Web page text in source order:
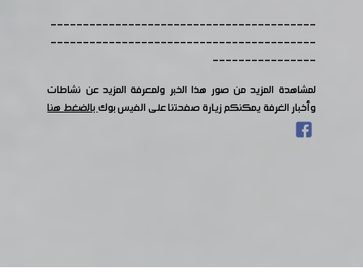
-----------------------------------------
-----------------------------------------
----------------
لمشاهدة المزيد من صور هذا الخبر ولمعرفة المزيد عن نشاطات
وأخبار الغرفة يمكنكم زيارة صفحتنا على الفيس بوكبالضغط هنا